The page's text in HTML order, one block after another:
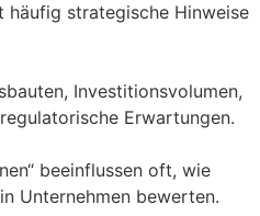
häufig strategische Hinweise
Investitionsvolumen,
Erwartungen.
beeinflussen oft, wie
Unternehmen bewerten.